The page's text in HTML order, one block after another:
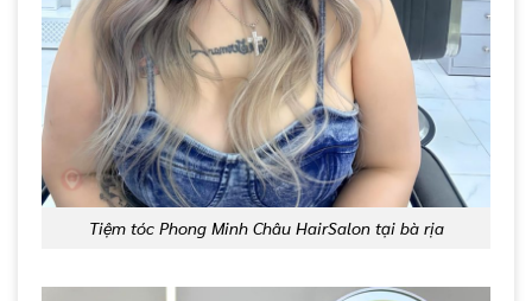
Tiệm tóc Phong Minh Châu HairSalon tại bà rịa